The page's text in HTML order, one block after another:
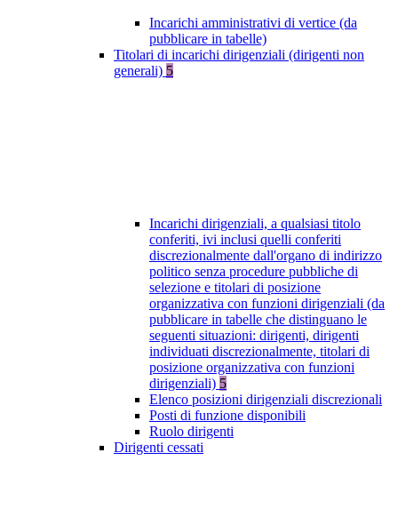
Incarichi amministrativi di vertice (da
pubblicare in tabelle)
Titolari di incarichi dirigenziali (dirigenti non
generali) 5
Incarichi dirigenziali, a qualsiasi titolo
conferiti, ivi inclusi quelli conferiti
discrezionalmente dall'organo di indirizzo
politico senza procedure pubbliche di
selezione e titolari di posizione
organizzativa con funzioni dirigenziali (da
pubblicare in tabelle che distinguano le
seguenti situazioni: dirigenti, dirigenti
individuati discrezionalmente, titolari di
posizione organizzativa con funzioni
dirigenziali) 5
Elenco posizioni dirigenziali discrezionali
Posti di funzione disponibili
Ruolo dirigenti
Dirigenti cessati